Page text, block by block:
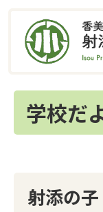
学校だ
射添の子